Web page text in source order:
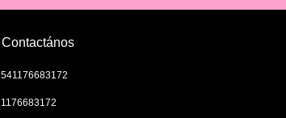
Contactános
541176683172
1176683172